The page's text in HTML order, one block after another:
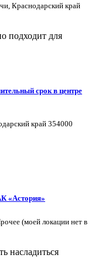
Краснодарский край
подходит для
срок в центре
край 354000
«Астория»
(моей локации нет в
насладиться